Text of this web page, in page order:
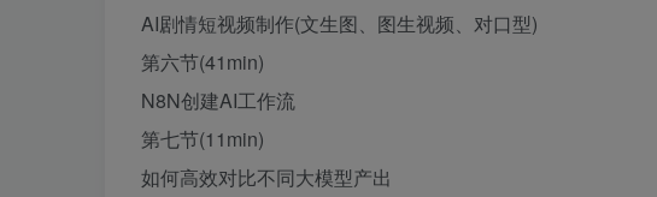
AI剧情短视频制作(文生图、图生视频、对口型)
第六节(41min)
N8N创建AI工作流
第七节(11min)
如何高效对比不同大模型产出